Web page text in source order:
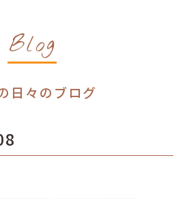
Blog
日々のブログ